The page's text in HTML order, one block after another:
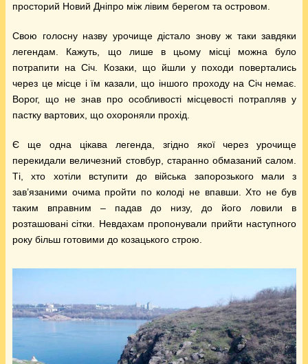
просторий Новий Дніпро між лівим берегом та островом.
Свою голосну назву урочище дістало знову ж таки завдяки
легендам. Кажуть, що лише в цьому місці можна було
потрапити на Січ. Козаки, що йшли у походи повертались
через це місце і їм казали, що іншого проходу на Січ немає.
Ворог, що не знав про особливості місцевості потрапляв у
пастку вартових, що охороняли прохід.
Є ще одна цікава легенда, згідно якої через урочище
перекидали величезний стовбур, старанно обмазаний салом.
Ті, хто хотіли вступити до війська запорозького мали з
зав’язаними очима пройти по колоді не впавши. Хто не був
таким вправним – падав до низу, до його ловили в
розташовані сітки. Невдахам пропонували прийти наступного
року більш готовими до козацького строю.